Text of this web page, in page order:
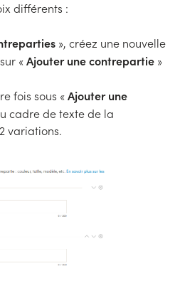
différents :
», créez une nouvelle
«Ajouter une contrepartie »
fois sous «Ajouter une
cadre de texte de la
variations.